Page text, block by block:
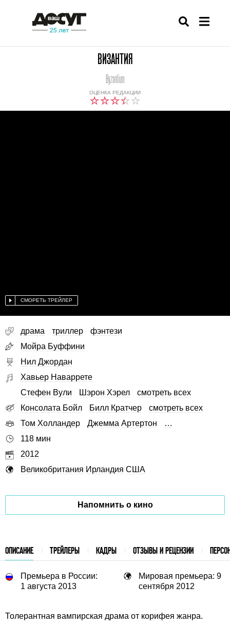
ВИЗАНТИЯ
ОЦЕНКА РЕДАКЦИИ
Byzantium
СМОРЕТЬ ТРЕЙЛЕР
драма триллер
фэнтези
Мойра Буффини
Нил Джордан
Хавьер Наваррете
Стефен Вули
Шэрон Хэрел
смотреть всех
Консолата Бойл
Билл Кратчер
смотреть всех
Том Холландер
Джемма Артертон
…
118 мин
2012
Великобритания Ирландия США
Напомнить о кино
ОПИСАНИЕ ТРЕЙЛЕРЫ КАДРЫ ОТЗЫВЫ И РЕЦЕНЗИИ
Премьера в России:
1 августа 2013
Мировая премьера: 9
сентября 2012
Толерантная вампирская драма от корифея жанра.